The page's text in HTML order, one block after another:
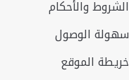
الشروط والأحكام
سهولة الوصول
خريطة الموقع